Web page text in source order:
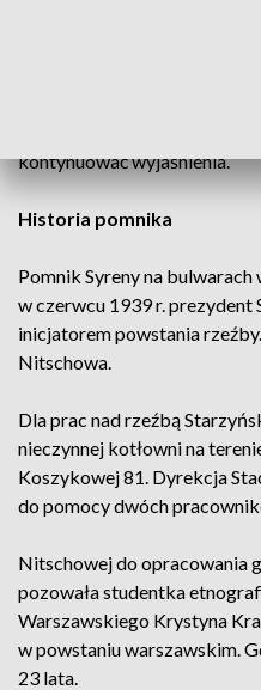
kontynuować wyjaśnienia.
Historia pomnika
Pomnik Syreny na bulwarach
w czerwcu 1939 r. prezydent
inicjatorem powstania
Nitschowa.
Dla prac nad rzeźbą
nieczynnej kotłowni na
Koszykowej 81. Dyrekcja
do pomocy dwóch
Nitschowej do opracowania
pozowała studentka
Warszawskiego Krystyna
w powstaniu warszawskim.
23 lata.